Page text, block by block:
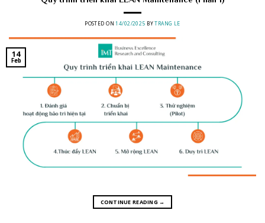
POSTED ON14/02/2025 BYTRANG LE
14
Feb
CONTINUE READING →